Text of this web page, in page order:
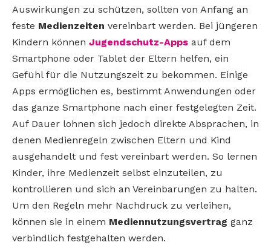
Auswirkungen zu schützen, sollten von Anfang an
feste Medienzeiten vereinbart werden. Bei jüngeren
Kindern können Jugendschutz-Apps auf dem
Smartphone oder Tablet der Eltern helfen, ein
Gefühl für die Nutzungszeit zu bekommen. Einige
Apps ermöglichen es, bestimmt Anwendungen oder
das ganze Smartphone nach einer festgelegten Zeit.
Auf Dauer lohnen sich jedoch direkte Absprachen, in
denen Medienregeln zwischen Eltern und Kind
ausgehandelt und fest vereinbart werden. So lernen
Kinder, ihre Medienzeit selbst einzuteilen, zu
kontrollieren und sich an Vereinbarungen zu halten.
Um den Regeln mehr Nachdruck zu verleihen,
können sie in einem Mediennutzungsvertrag ganz
verbindlich festgehalten werden.